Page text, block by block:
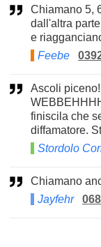
Chiamano 5, 6 volte al giorno ma
dall'altra
e
Feebe
Ascoli piceno! Davide Alessi! Nel
finiscila che
diffamatore.
Stordolo
Chiamano
Jayfehr